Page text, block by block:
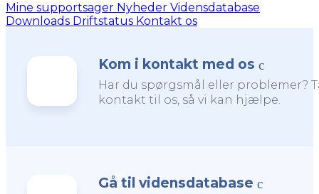
Mine supportsager Nyheder Vidensdatabase
Downloads Driftstatus Kontakt os
Kom i kontakt med os
Har du spørgsmål eller problemer?
kontakt til os, så vi kan hjælpe.
Gå til vidensdatabase